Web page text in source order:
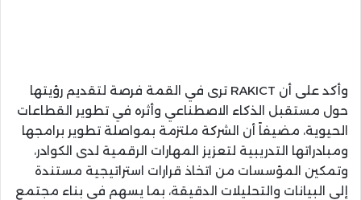
وأكد على أن RAKICT ترى في القمة فرصة لتقديم رؤيتها
حول مستقبل الذكاء الاصطناعي وأثره في تطوير القطاعات
الحيوية، مضيفاً أن الشركة ملتزمة بمواصلة تطوير برامجها
ومبادراتها التدريبية لتعزيز المهارات الرقمية لدى الكوادر،
وتمكين المؤسسات من اتخاذ قرارات استراتيجية مستندة
إلى البيانات والتحليلات الدقيقة، بما يسهم في بناء مجتمع